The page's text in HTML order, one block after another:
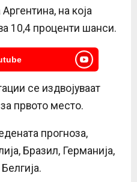
на која
10,4 проценти шанси.
се издвојуваат
првото место.
прогноза,
Бразил, Германија,